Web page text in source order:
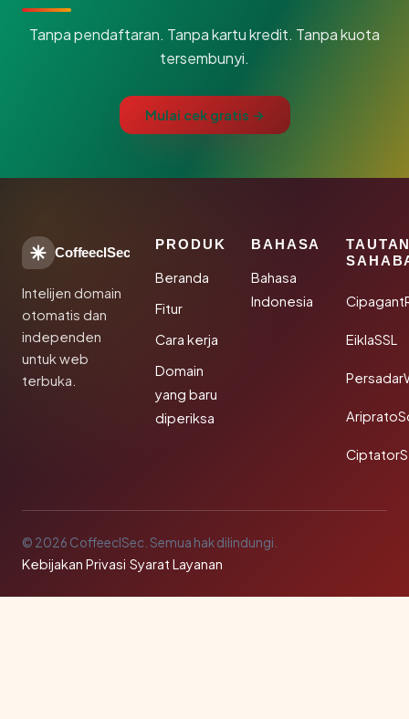
Tanpa pendaftaran. Tanpa kartu kredit. Tanpa kuota
tersembunyi.
Mulai cek gratis →
CoffeeclSec
Intelijen domain
otomatis dan
independen
untuk web
terbuka.
PRODUK
Beranda
Fitur
Cara kerja
Domain
yang baru
diperiksa
BAHASA
Bahasa
Indonesia
EiklaSSL
© 2026 CoffeeclSec. Semua hak dilindungi.
Kebijakan Privasi·Syarat Layanan